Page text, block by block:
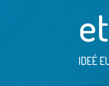
et
IDEÉ